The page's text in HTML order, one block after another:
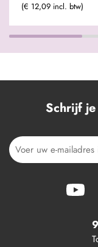
(€ 12,09 incl. btw)
Schrijf